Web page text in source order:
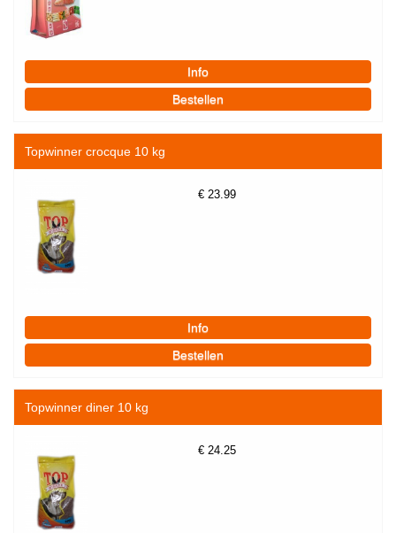
Topwinner crocque 10 kg
€ 23.99
Topwinner diner 10 kg
€ 24.25